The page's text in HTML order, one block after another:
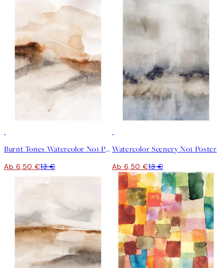
Burnt Tones Watercolor No1 Poster
Ab 6,50 €13 €
Watercolor Scenery No1 Poster
Ab 6,50 €13 €